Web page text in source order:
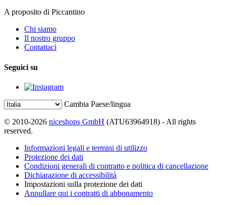
A proposito di Piccantino
Chi siamo
Il nostro gruppo
Contattaci
Seguici su
Cambia Paese/lingua
© 2010-2026 niceshops GmbH (ATU63964918) - All rights
reserved.
Informazioni legali e termini di utilizzo
Protezione dei dati
Condizioni generali di contratto e politica di cancellazione
Dichiarazione di accessibilità
Impostazioni sulla protezione dei dati
Annullare qui i contratti di abbonamento